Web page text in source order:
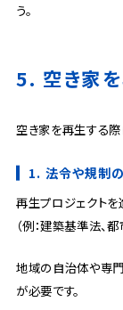
う。
5. 空き家
空き家を再生する
1. 法令や規制
再生プロジェクト
（例：建築基準法、
地域の自治体や専
が必要です。